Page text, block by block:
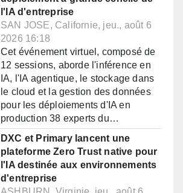
l'IA d'entreprise
SAN JOSE, Californie, jeu., août 6
2026 16:18
Cet événement virtuel, composé de
12 sessions, aborde l'inférence en
IA, l'IA agentique, le stockage dans
le cloud et la gestion des données
pour les déploiements d'IA en
production 38 experts du…
DXC et Primary lancent une
plateforme Zero Trust native pour
l'IA destinée aux environnements
d'entreprise